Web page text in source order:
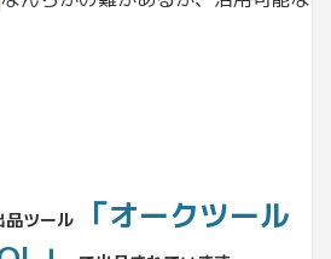
ツール
「オークツール